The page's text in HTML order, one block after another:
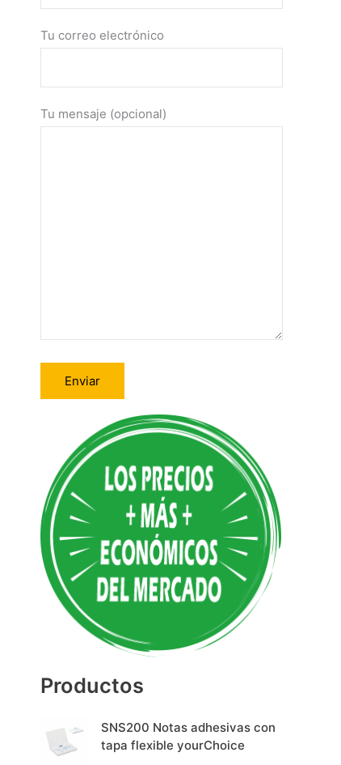
Tu correo electrónico
Tu mensaje (opcional)
e
r
n
a
:Productos
SNS200 Notas adhesivas con
tapa flexible yourChoice